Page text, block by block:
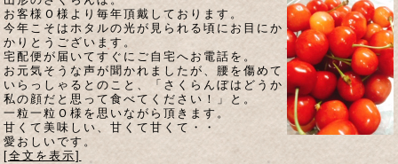
お客様Ｏ様より毎年頂戴しております。
今年こそはホタルの光が見られる頃にお目にか
かりとうございます。
宅配便が届いてすぐにご自宅へお電話を。
お元気そうな声が聞かれましたが、腰を傷めて
いらっしゃるとのこと、「さくらんぼはどうか
私の顔だと思って食べてください！」と。
一粒一粒Ｏ様を思いながら頂きます。
甘くて美味しい、甘くて甘くて・・
愛おしいです。
[全文を表示]